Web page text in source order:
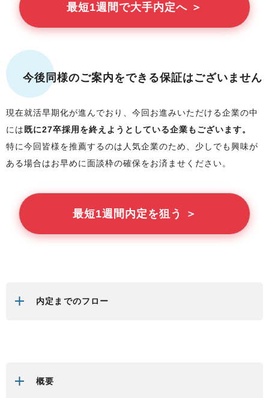
最短1週間で大手内定へ ＞
今後同様のご案内をできる保証はございません
現在就活早期化が進んでおり、今回お進みいただける企業の中
には 既に27卒採用を終えようとしている企業もございます。
特に今回 皆様を推薦するのは人気企業のため、少しでも興味が
ある場合はお早めに面談枠の確保をお済ませください。
最短1週間内定を狙う ＞
内定までのフロー
概要